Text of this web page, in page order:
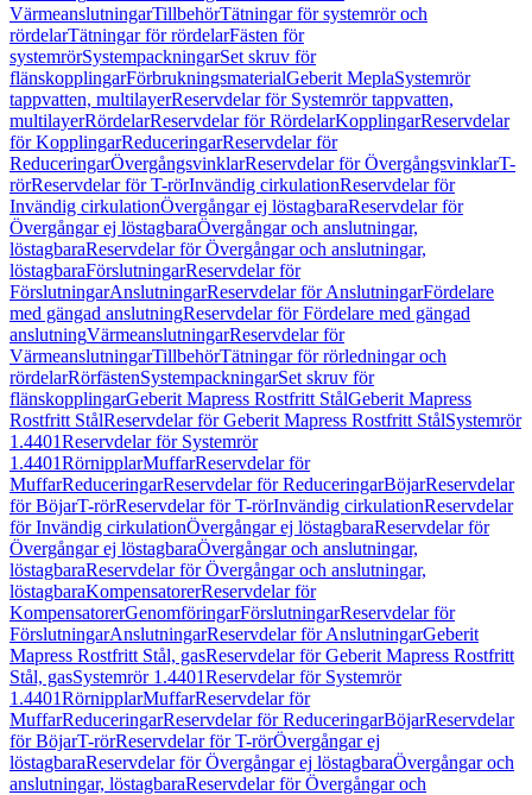
VärmeanslutningarTillbehörTätningar för systemrör och
rördelarTätningar för rördelarFästen för
systemrörSystempackningarSet skruv för
flänskopplingarFörbrukningsmaterialGeberit MeplaSystemrör
tappvatten, multilayerReservdelar för Systemrör tappvatten,
multilayerRördelarReservdelar för RördelarKopplingarReservdelar
för KopplingarReduceringarReservdelar för
ReduceringarÖvergångsvinklarReservdelar för ÖvergångsvinklarT-
rörReservdelar för T-rörInvändig cirkulationReservdelar för
Invändig cirkulationÖvergångar ej löstagbaraReservdelar för
Övergångar ej löstagbaraÖvergångar och anslutningar,
löstagbaraReservdelar för Övergångar och anslutningar,
löstagbaraFörslutningarReservdelar för
FörslutningarAnslutningarReservdelar för AnslutningarFördelare
med gängad anslutningReservdelar för Fördelare med gängad
anslutningVärmeanslutningarReservdelar för
VärmeanslutningarTillbehörTätningar för rörledningar och
rördelarRörfästenSystempackningarSet skruv för
flänskopplingarGeberit Mapress Rostfritt StålGeberit Mapress
Rostfritt StålReservdelar för Geberit Mapress Rostfritt StålSystemrör
1.4401Reservdelar för Systemrör
1.4401RörnipplarMuffarReservdelar för
MuffarReduceringarReservdelar för ReduceringarBöjarReservdelar
för BöjarT-rörReservdelar för T-rörInvändig cirkulationReservdelar
för Invändig cirkulationÖvergångar ej löstagbaraReservdelar för
Övergångar ej löstagbaraÖvergångar och anslutningar,
löstagbaraReservdelar för Övergångar och anslutningar,
löstagbaraKompensatorerReservdelar för
KompensatorerGenomföringarFörslutningarReservdelar för
FörslutningarAnslutningarReservdelar för AnslutningarGeberit
Mapress Rostfritt Stål, gasReservdelar för Geberit Mapress Rostfritt
Stål, gasSystemrör 1.4401Reservdelar för Systemrör
1.4401RörnipplarMuffarReservdelar för
MuffarReduceringarReservdelar för ReduceringarBöjarReservdelar
för BöjarT-rörReservdelar för T-rörÖvergångar ej
löstagbaraReservdelar för Övergångar ej löstagbaraÖvergångar och
anslutningar, löstagbaraReservdelar för Övergångar och